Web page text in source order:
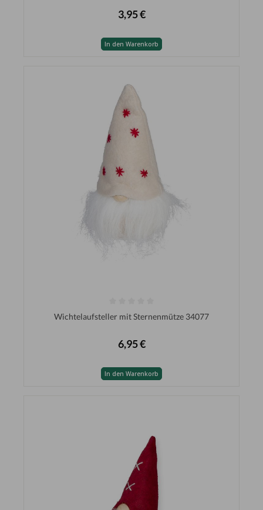
3,95 €
In den Warenkorb
Wichtelaufsteller mit Sternenmütze 34077
6,95 €
In den Warenkorb